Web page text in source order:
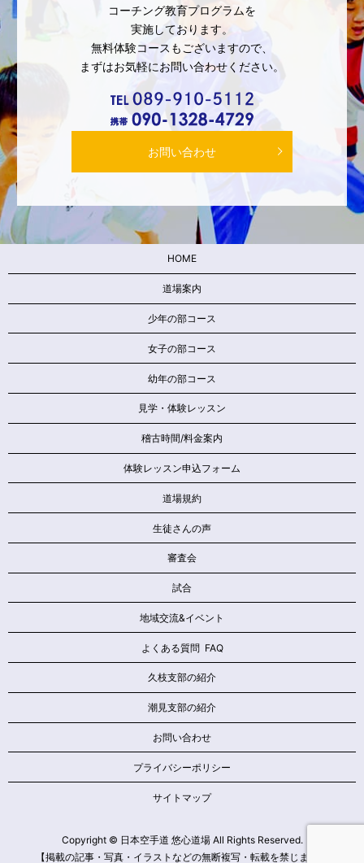
コーチング教育プログラムを
実施しております。
無料体験コースもございますので、
まずはお気軽にお問い合わせください。
お問い合わせ
HOME
道場案内
少年の部コース
女子の部コース
幼年の部コース
見学・体験レッスン
稽古時間/料金案内
体験レッスン申込フォーム
道場規約
生徒さんの声
審査会
試合
地域交流&イベント
よくある質問 FAQ
久枝支部の紹介
潮見支部の紹介
お問い合わせ
プライバシーポリシー
サイトマップ
Copyright © 日本空手道 悠心道場 All Rights Reserved.
【掲載の記事・写真・イラストなどの無断複写・転載を禁じます】